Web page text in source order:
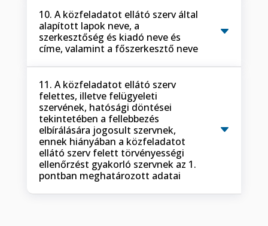
10. A közfeladatot ellátó szerv által
alapított lapok neve, a
szerkesztőség és kiadó neve és
címe, valamint a főszerkesztő neve
11. A közfeladatot ellátó szerv
felettes, illetve felügyeleti
szervének, hatósági döntései
tekintetében a fellebbezés
elbírálására jogosult szervnek,
ennek hiányában a közfeladatot
ellátó szerv felett törvényességi
ellenőrzést gyakorló szervnek az 1.
pontban meghatározott adatai